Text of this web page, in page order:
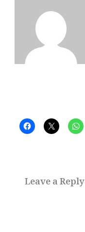
Leave a Reply